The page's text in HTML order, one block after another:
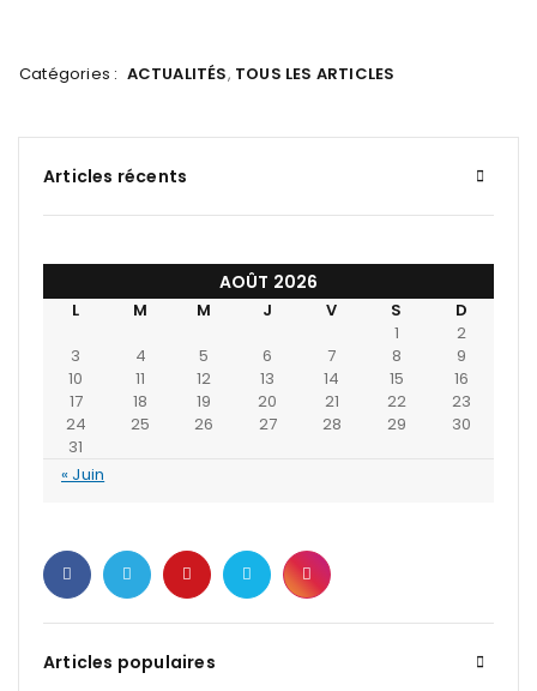
Catégories : ACTUALITÉS, TOUS LES ARTICLES
Articles récents
AOÛT 2026
L M M J V S
D
1
2
3
4 5 6 7 8
9
10
11 12 13 14 15
16
17
18 19 20 21 22
23
24
25 26 27 28 29
30
31
« Juin
Articles populaires